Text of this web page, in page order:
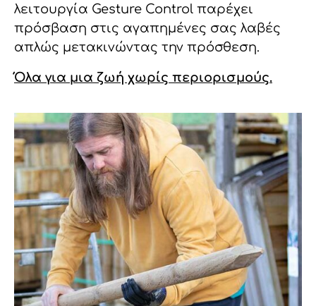
λειτουργία Gesture Control παρέχει
πρόσβαση στις αγαπημένες σας λαβές
απλώς μετακινώντας την πρόσθεση.
Όλα για μια ζωή χωρίς περιορισμούς.